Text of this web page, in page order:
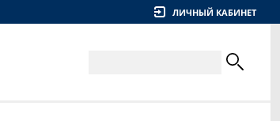
ЛИЧНЫЙ КАБИНЕТ